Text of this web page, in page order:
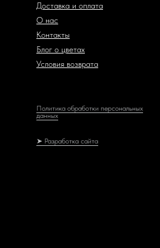
Доставка и оплата
О нас
Контакты
Блог о цветах
Условия возврата
Политика обработки персональных
данных
➤ Разработка сайта